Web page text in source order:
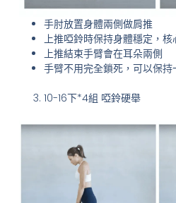
手肘放置身體兩側做肩推
上推啞鈴時保持身體穩定，
上推結束手臂會在耳朵兩側
手臂不用完全鎖死，可以保持
10-16下*4組 啞鈴硬舉